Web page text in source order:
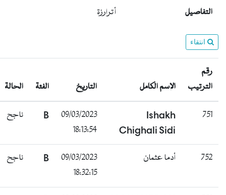
التفاصيل أترارزة
انتقاء
رقم
الترتيب
الإسم الكامل التاريخ الفئة الحالة
751
Ishakh
Chighali Sidi
09/03/2023
18:13:54
B ناجح
752 أدما عثمان
09/03/2023
18:32:15
B ناجح